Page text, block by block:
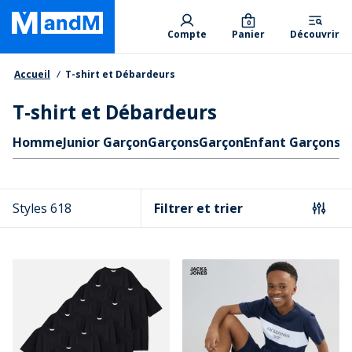
Skip
main
content
Primary departments
Compte Panier
0
Découvrir
Fil d'Ariane
Accueil T-shirt et Débardeurs
T-shirt et Débardeurs
Liens rapides
HommeJunior GarçonGarçonsGarçonEnfant Garçons
Styles 618 Filtrer et trier